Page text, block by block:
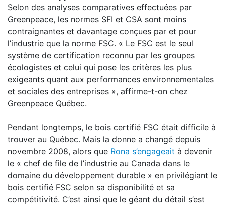
Selon des analyses comparatives effectuées par
Greenpeace, les normes SFI et CSA sont moins
contraignantes et davantage conçues par et pour
l’industrie que la norme FSC. « Le FSC est le seul
système de certification reconnu par les groupes
écologistes et celui qui pose les critères les plus
exigeants quant aux performances environnementales
et sociales des entreprises », affirme-t-on chez
Greenpeace Québec.
Pendant longtemps, le bois certifié FSC était difficile à
trouver au Québec. Mais la donne a changé depuis
novembre 2008, alors que Rona s’engageait à devenir
le « chef de file de l’industrie au Canada dans le
domaine du développement durable » en privilégiant le
bois certifié FSC selon sa disponibilité et sa
compétitivité. C’est ainsi que le géant du détail s’est